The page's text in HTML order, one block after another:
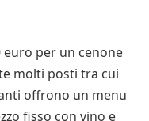
euro per un cenone
molti posti tra cui
offrono un menu
fisso con vino e